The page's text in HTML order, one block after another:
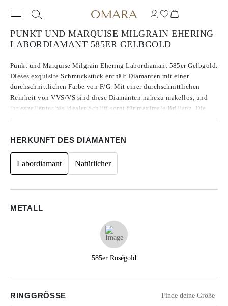
PUNKT UND MARQUISE MILGRAIN EHERING
LABORDIAMANT 585ER GELBGOLD
Punkt und Marquise Milgrain Ehering Labordiamant 585er Gelbgold.
Dieses exquisite Schmuckstück enthält Diamanten mit einer
durchschnittlichen Farbe von F/G. Mit einer durchschnittlichen
Reinheit von VVS/VS sind diese Diamanten nahezu makellos, und
ihr exzellenter bis idealer Schliff sorgt für maximale Brillanz. Die
Seitensteinen beträgt die Gesamtkaratzahl 0.11.
HERKUNFT DES DIAMANTEN
Labordiamant Natürlicher
METALL
585er Roségold
RINGGRÖSSE Finde deine Größe